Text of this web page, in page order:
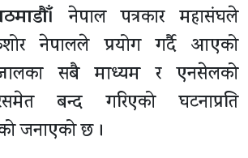
नेपाल पत्रकार महासंघले
नेपालले प्रयोग गर्दै आएको
सबै माध्यम र एनसेलको
बन्द गरिएको घटनाप्रति
जनाएको छ ।